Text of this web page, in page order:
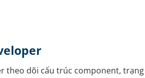
theo dõi cấu trúc component, trạng